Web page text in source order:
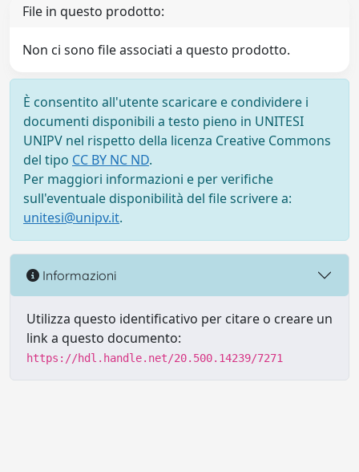
File in questo prodotto:
Non ci sono file associati a questo prodotto.
È consentito all'utente scaricare e condividere i
documenti disponibili a testo pieno in UNITESI
UNIPV nel rispetto della licenza Creative Commons
del tipo CC BY NC ND.
Per maggiori informazioni e per verifiche
sull'eventuale disponibilità del file scrivere a:
unitesi@unipv.it.
Informazioni
Utilizza questo identificativo per citare o creare un
link a questo documento:
https://hdl.handle.net/20.500.14239/7271